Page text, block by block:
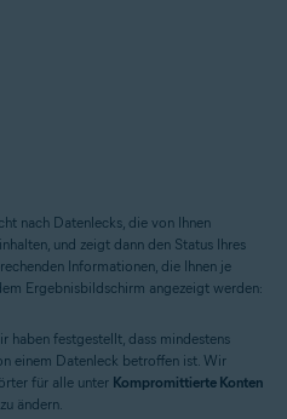
nach Datenlecks, die von Ihnen
und zeigt dann den Status Ihres
Informationen, die Ihnen je
Ergebnisbildschirm angezeigt werden:
haben festgestellt, dass mindestens
einem Datenleck betroffen ist. Wir
für alle unter Kompromittierte Konten
ändern.